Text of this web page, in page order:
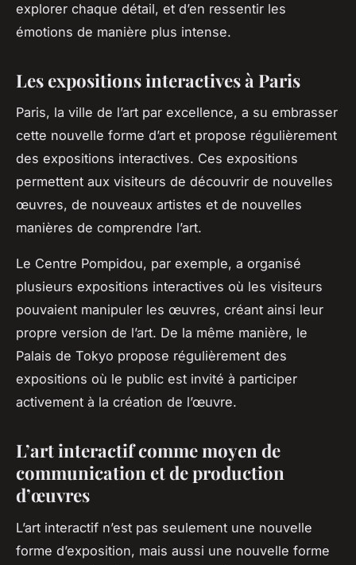
explorer chaque détail, et d’en ressentir les
émotions de manière plus intense.
Les expositions interactives à Paris
Paris, la ville de l’art par excellence, a su embrasser
cette nouvelle forme d’art et propose régulièrement
des expositions interactives. Ces expositions
permettent aux visiteurs de découvrir de nouvelles
œuvres, de nouveaux artistes et de nouvelles
manières de comprendre l’art.
Le Centre Pompidou, par exemple, a organisé
plusieurs expositions interactives où les visiteurs
pouvaient manipuler les œuvres, créant ainsi leur
propre version de l’art. De la même manière, le
Palais de Tokyo propose régulièrement des
expositions où le public est invité à participer
activement à la création de l’œuvre.
L’art interactif comme moyen de
communication et de production
d’œuvres
L’art interactif n’est pas seulement une nouvelle
forme d’exposition, mais aussi une nouvelle forme